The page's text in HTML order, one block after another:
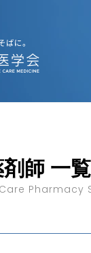
師 一覧
Pharmacy